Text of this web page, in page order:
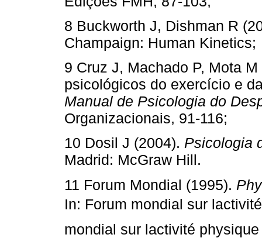
8 Buckworth J, Dishman R
Champaign: Human Kinetics;
9 Cruz J, Machado P, Mota
psicológicos do exercício e
Manual de Psicologia do
Organizacionais, 91-116;
10 Dosil J (2004). Psicologia
Madrid: McGraw Hill.
11 Forum Mondial (1995).
In: Forum mondial sur
mondial sur lactivité